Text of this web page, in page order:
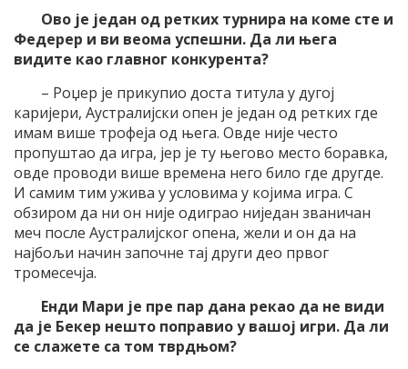
Ово је један од ретких турнира на коме сте и
Федерер и ви веома успешни. Да ли њега
видите као главног конкурента?
– Роџер је прикупио доста титула у дугој
каријери, Аустралијски опен је један од ретких где
имам више трофеја од њега. Овде није често
пропуштао да игра, јер је ту његово место боравка,
овде проводи више времена него било где другде.
И самим тим ужива у условима у којима игра. С
обзиром да ни он није одиграо ниједан званичан
меч после Аустралијског опена, жели и он да на
најбољи начин започне тај други део првог
тромесечја.
Енди Мари је пре пар дана рекао да не види
да је Бекер нешто поправио у вашој игри. Да ли
се слажете са том тврдњом?